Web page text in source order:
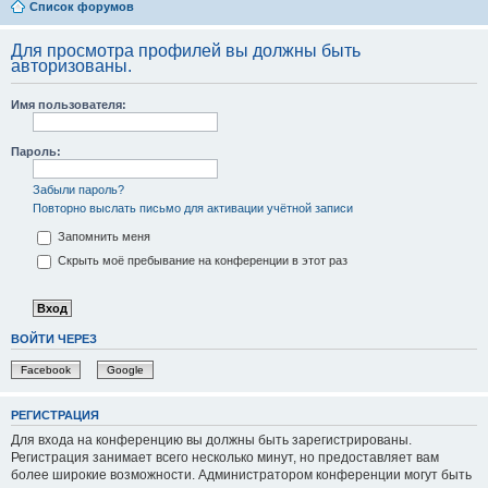
Список форумов
Для просмотра профилей вы должны быть
авторизованы.
Имя пользователя:
Пароль:
Забыли пароль?
Повторно выслать письмо для активации учётной записи
Запомнить меня
Скрыть моё пребывание на конференции в этот раз
ВОЙТИ ЧЕРЕЗ
Facebook Google
РЕГИСТРАЦИЯ
Для входа на конференцию вы должны быть зарегистрированы.
Регистрация занимает всего несколько минут, но предоставляет вам
более широкие возможности. Администратором конференции могут быть